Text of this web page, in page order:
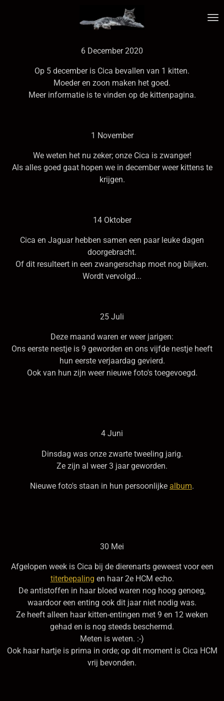
6 December 2020
Op 5 december is Cica bevallen van 1 kitten.
Moeder en zoon maken het goed.
Meer informatie is te vinden op de kittenpagina.
1 November
We weten het nu zeker; onze Cica is zwanger!
Als alles goed gaat hopen we in december weer kittens te
krijgen.
14 Oktober
Cica en Jaguar hebben samen een paar leuke dagen
doorgebracht.
Of dit resulteert in een zwangerschap moet nog blijken.
Wordt vervolgd...
25 Juli
Deze maand waren er weer jarigen:
Ons eerste nestje is 9 geworden en ons vijfde nestje heeft
hun eerste verjaardag gevierd.
Ook van hun zijn weer nieuwe foto's toegevoegd.
4 Juni
Dinsdag was onze zwarte tweeling jarig.
Ze zijn al weer 3 jaar geworden.
Nieuwe foto's staan in hun persoonlijke album.
30 Mei
Afgelopen week is Cica bij de dierenarts geweest voor een
titerbepaling en haar 2e HCM echo.
De antistoffen in haar bloed waren nog hoog genoeg,
waardoor een enting ook dit jaar niet nodig was.
Ze heeft alleen haar kitten-entingen met 9 en 12 weken
gehad en is nog steeds beschermd.
Meten is weten. :-)
Ook haar hartje is prima in orde; op dit moment is Cica HCM
vrij bevonden.